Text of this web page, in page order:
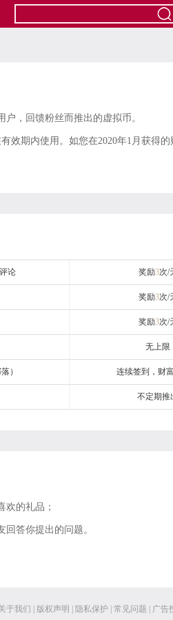
，回馈粉丝而推出的虚拟币。
效期内使用。如您在2020年1月获得
论 奖励3次/
奖励3次/
奖励3次/
无上限
） 连续签到，财
不定期推
欢的礼品；
答你提出的问题。
于我们 版权声明 隐私保护 常见问题 广告